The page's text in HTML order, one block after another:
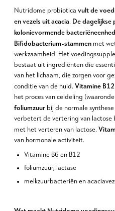
Nutridome probiotica vult de
en vezels uit acacia. De
kolonievormende
Bifidobacterium-stammen met
werkzaamheid. Het
bestaat uit ingrediënten die
van het lichaam, die zorgen voor
conditie van de huid. Vitamine
het proces van celdeling
foliumzuur bij de normale
verbetert de vertering van lactose
met het verteren van lactose.
van hormonale activiteit.
Vitamine B6 en B12
foliumzuur, lactase
melkzuurbacteriën en